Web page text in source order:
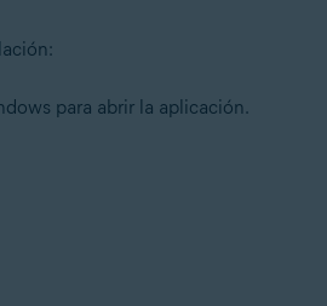
para abrir la aplicación.